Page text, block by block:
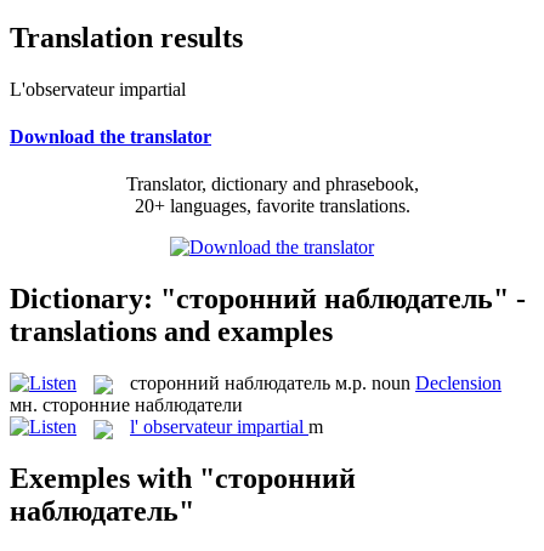
Translation results
L'observateur impartial
Download the translator
Translator, dictionary and phrasebook,
20+ languages, favorite translations.
Dictionary: "сторонний наблюдатель" -
translations and examples
сторонний наблюдатель м.р. noun Declension
мн. сторонние наблюдатели
l' observateur impartial m
Exemples with "сторонний
наблюдатель"